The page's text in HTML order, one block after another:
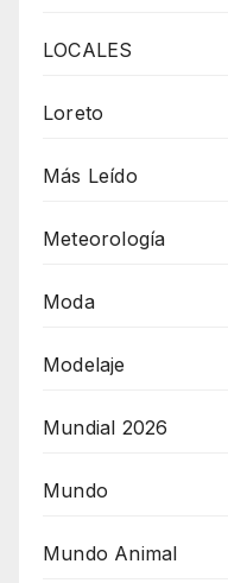
LOCALES
Loreto
Más Leído
Meteorología
Moda
Modelaje
Mundial 2026
Mundo
Mundo Animal